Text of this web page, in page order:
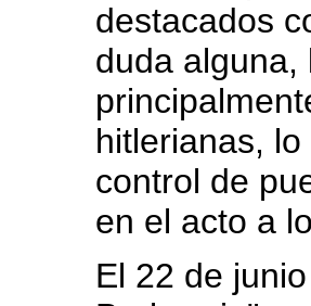
destacados
duda alguna,
hitlerianas,
control de
en el acto a
El 22 de